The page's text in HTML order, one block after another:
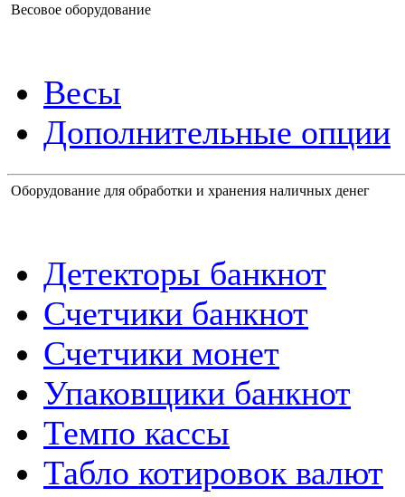
Весовое оборудование
Весы
Дополнительные опции
Оборудование для обработки и хранения наличных денег
Детекторы банкнот
Счетчики банкнот
Счетчики монет
Упаковщики банкнот
Темпо кассы
Табло котировок валют